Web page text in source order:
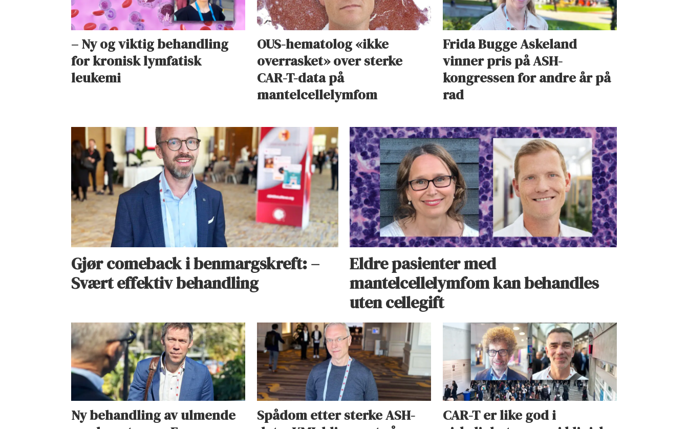
– Ny og viktig behandling
for kronisk lymfatisk
leukemi
OUS-hematolog «ikke
overrasket» over sterke
CAR-T-data på
mantelcellelymfom
Frida Bugge Askeland
vinner pris på ASH-
kongressen for andre år på
rad
Gjør comeback i benmargskreft: –
Svært effektiv behandling
Eldre pasienter med
mantelcellelymfom kan behandles
uten cellegift
Ny behandling av ulmende
Spådom etter sterke ASH-
CAR-T er like god i